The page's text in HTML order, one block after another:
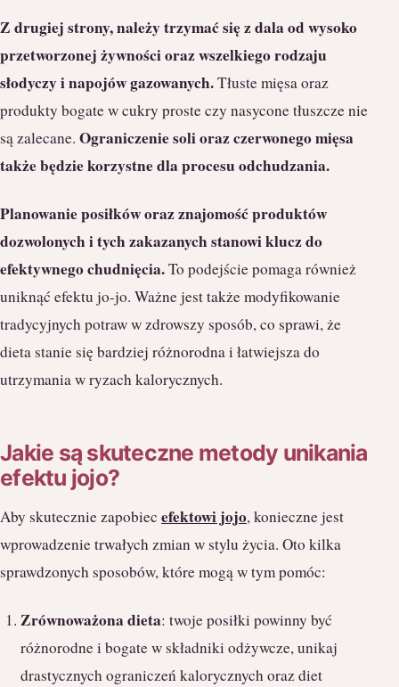
Z drugiej strony, należy trzymać się z dala od wysoko
przetworzonej żywności oraz wszelkiego rodzaju
słodyczy i napojów gazowanych.Tłuste mięsa oraz
produkty bogate w cukry proste czy nasycone tłuszcze nie
są zalecane. Ograniczenie soli oraz czerwonego mięsa
także będzie korzystne dla procesu odchudzania.
Planowanie posiłków oraz znajomość produktów
dozwolonych i tych zakazanych stanowi klucz do
efektywnego chudnięcia.To podejście pomaga również
uniknąć efektu jo-jo. Ważne jest także modyfikowanie
tradycyjnych potraw w zdrowszy sposób, co sprawi, że
dieta stanie się bardziej różnorodna i łatwiejsza do
utrzymania w ryzach kalorycznych.
Jakie są skuteczne metody unikania
efektu jojo?
Aby skutecznie zapobiec efektowi jojo, konieczne jest
wprowadzenie trwałych zmian w stylu życia. Oto kilka
sprawdzonych sposobów, które mogą w tym pomóc:
Zrównoważona dieta: twoje posiłki powinny być
różnorodne i bogate w składniki odżywcze, unikaj
drastycznych ograniczeń kalorycznych oraz diet